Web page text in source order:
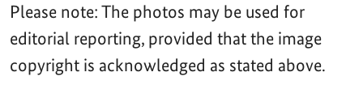
Please note: The photos may be used for
editorial reporting, provided that the image
copyright is acknowledged as stated above.